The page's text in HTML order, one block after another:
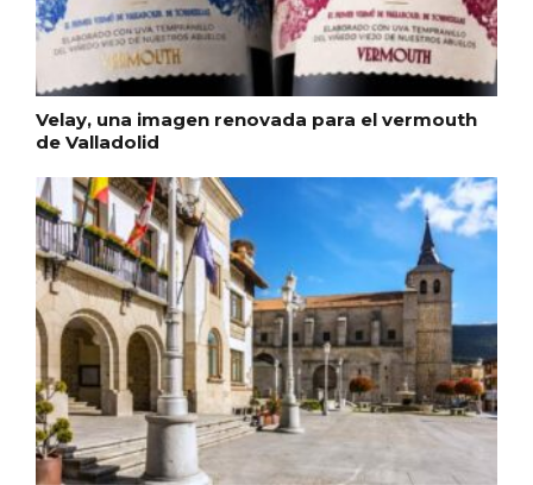
Velay, una imagen renovada para el vermouth
de Valladolid
En marzo, vuelve la mejor gastronomía
de la Trufa Negra de Soria